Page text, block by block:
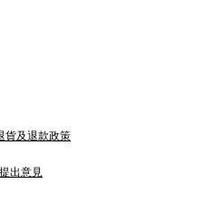
貨及退款政策
提出意見